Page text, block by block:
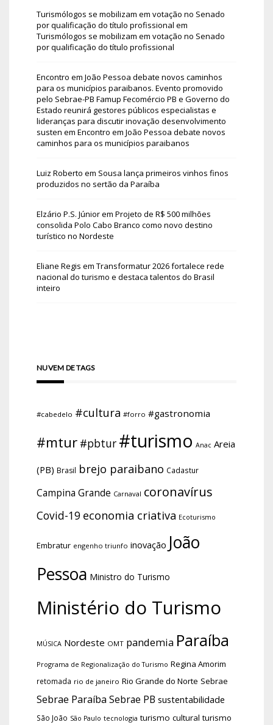
Turismólogos se mobilizam em votação no Senado
por qualificação do título profissional em
Turismólogos se mobilizam em votação no Senado
por qualificação do título profissional
Encontro em João Pessoa debate novos caminhos
para os municípios paraibanos. Evento promovido
pelo Sebrae-PB Famup Fecomércio PB e Governo do
Estado reunirá gestores públicos especialistas e
lideranças para discutir inovação desenvolvimento
susten em Encontro em João Pessoa debate novos
caminhos para os municípios paraibanos
Luiz Roberto em Sousa lança primeiros vinhos finos
produzidos no sertão da Paraíba
Elzário P.S. Júniorem Projeto de R$ 500 milhões
consolida Polo Cabo Branco como novo destino
turístico no Nordeste
Eliane Regis em Transformatur 2026 fortalece rede
nacional do turismo e destaca talentos do Brasil
inteiro
NUVEM DE TAGS
#cabedelo #cultura #forro #gastronomia
#mtur #pbtur #turismo Anac Areia
(PB) Brasil brejo paraibano Cadastur
Campina Grande Carnaval coronavírus
Covid-19 economia criativa Ecoturismo
Embratur engenho triunfo inovação João
Pessoa Ministro do Turismo
Ministério do Turismo
MÚSICA Nordeste OMT pandemia Paraíba
Programa de Regionalização do Turismo Regina Amorim
retomada rio de janeiro Rio Grande do Norte Sebrae
Sebrae Paraíba Sebrae PB sustentabilidade
São João São Paulo tecnologia turismo cultural turismo